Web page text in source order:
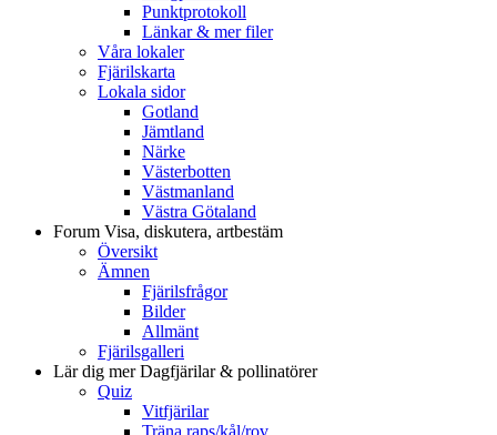
Punktprotokoll
Länkar & mer filer
Våra lokaler
Fjärilskarta
Lokala sidor
Gotland
Jämtland
Närke
Västerbotten
Västmanland
Västra Götaland
Forum Visa, diskutera, artbestäm
Översikt
Ämnen
Fjärilsfrågor
Bilder
Allmänt
Fjärilsgalleri
Lär dig merDagfjärilar & pollinatörer
Quiz
Vitfjärilar
Träna raps/kål/rov